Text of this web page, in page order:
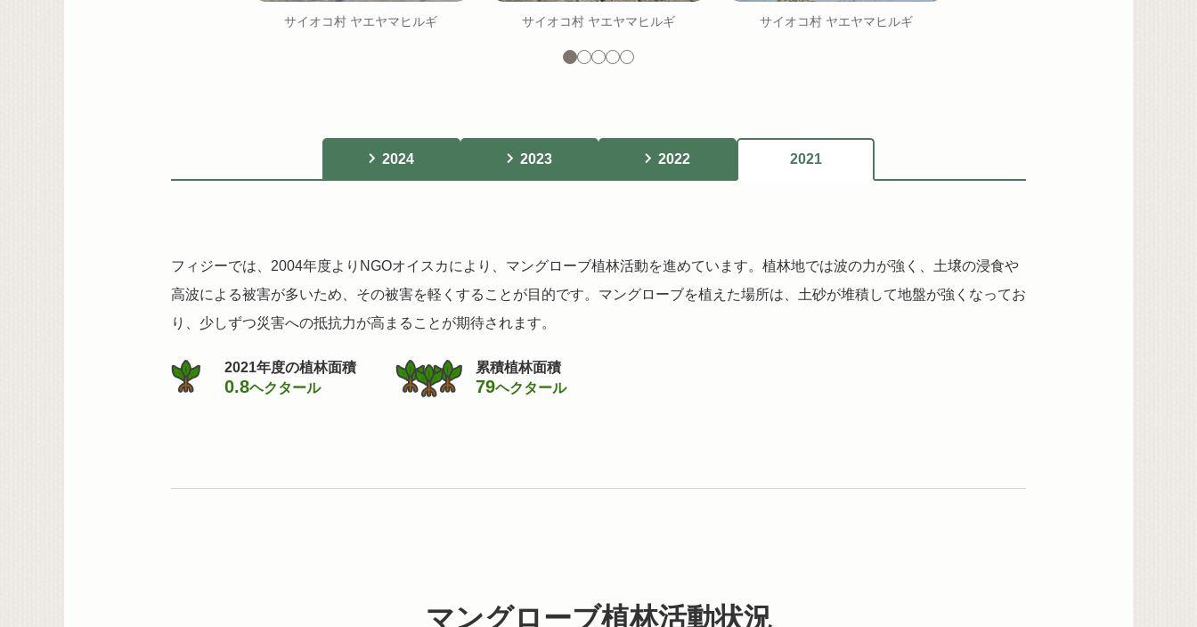
サイオコ村 ヤエヤマヒルギ サイオコ村 ヤエヤマヒルギ サイオコ村 ヤエヤマヒルギ
スライド1
スライド2
スライド3
スライド4
スライド5
2024 2023 2022 2021
フィジーでは、2004年度よりNGOオイスカにより、マングローブ植林活動を進めています。植林地では波の力が強く、土壌の浸食や
高波による被害が多いため、その被害を軽くすることが目的です。マングローブを植えた場所は、土砂が堆積して地盤が強くなってお
り、少しずつ災害への抵抗力が高まることが期待されます。
2021年度の植林面積
0.8ヘクタール
累積植林面積
79ヘクタール
マングローブ植林活動状況